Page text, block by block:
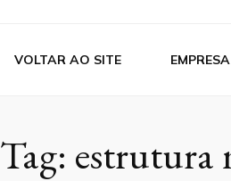
VOLTAR AO SITE EMPRESA
Tag: estrutura